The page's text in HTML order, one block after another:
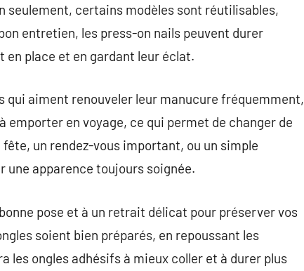
seulement, certains modèles sont réutilisables,
entretien, les press-on nails peuvent durer
en place et en gardant leur éclat.
aiment renouveler leur manucure fréquemment,
emporter en voyage, ce qui permet de changer de
un rendez-vous important, ou un simple
une apparence toujours soignée.
pose et à un retrait délicat pour préserver vos
soient bien préparés, en repoussant les
les ongles adhésifs à mieux coller et à durer plus